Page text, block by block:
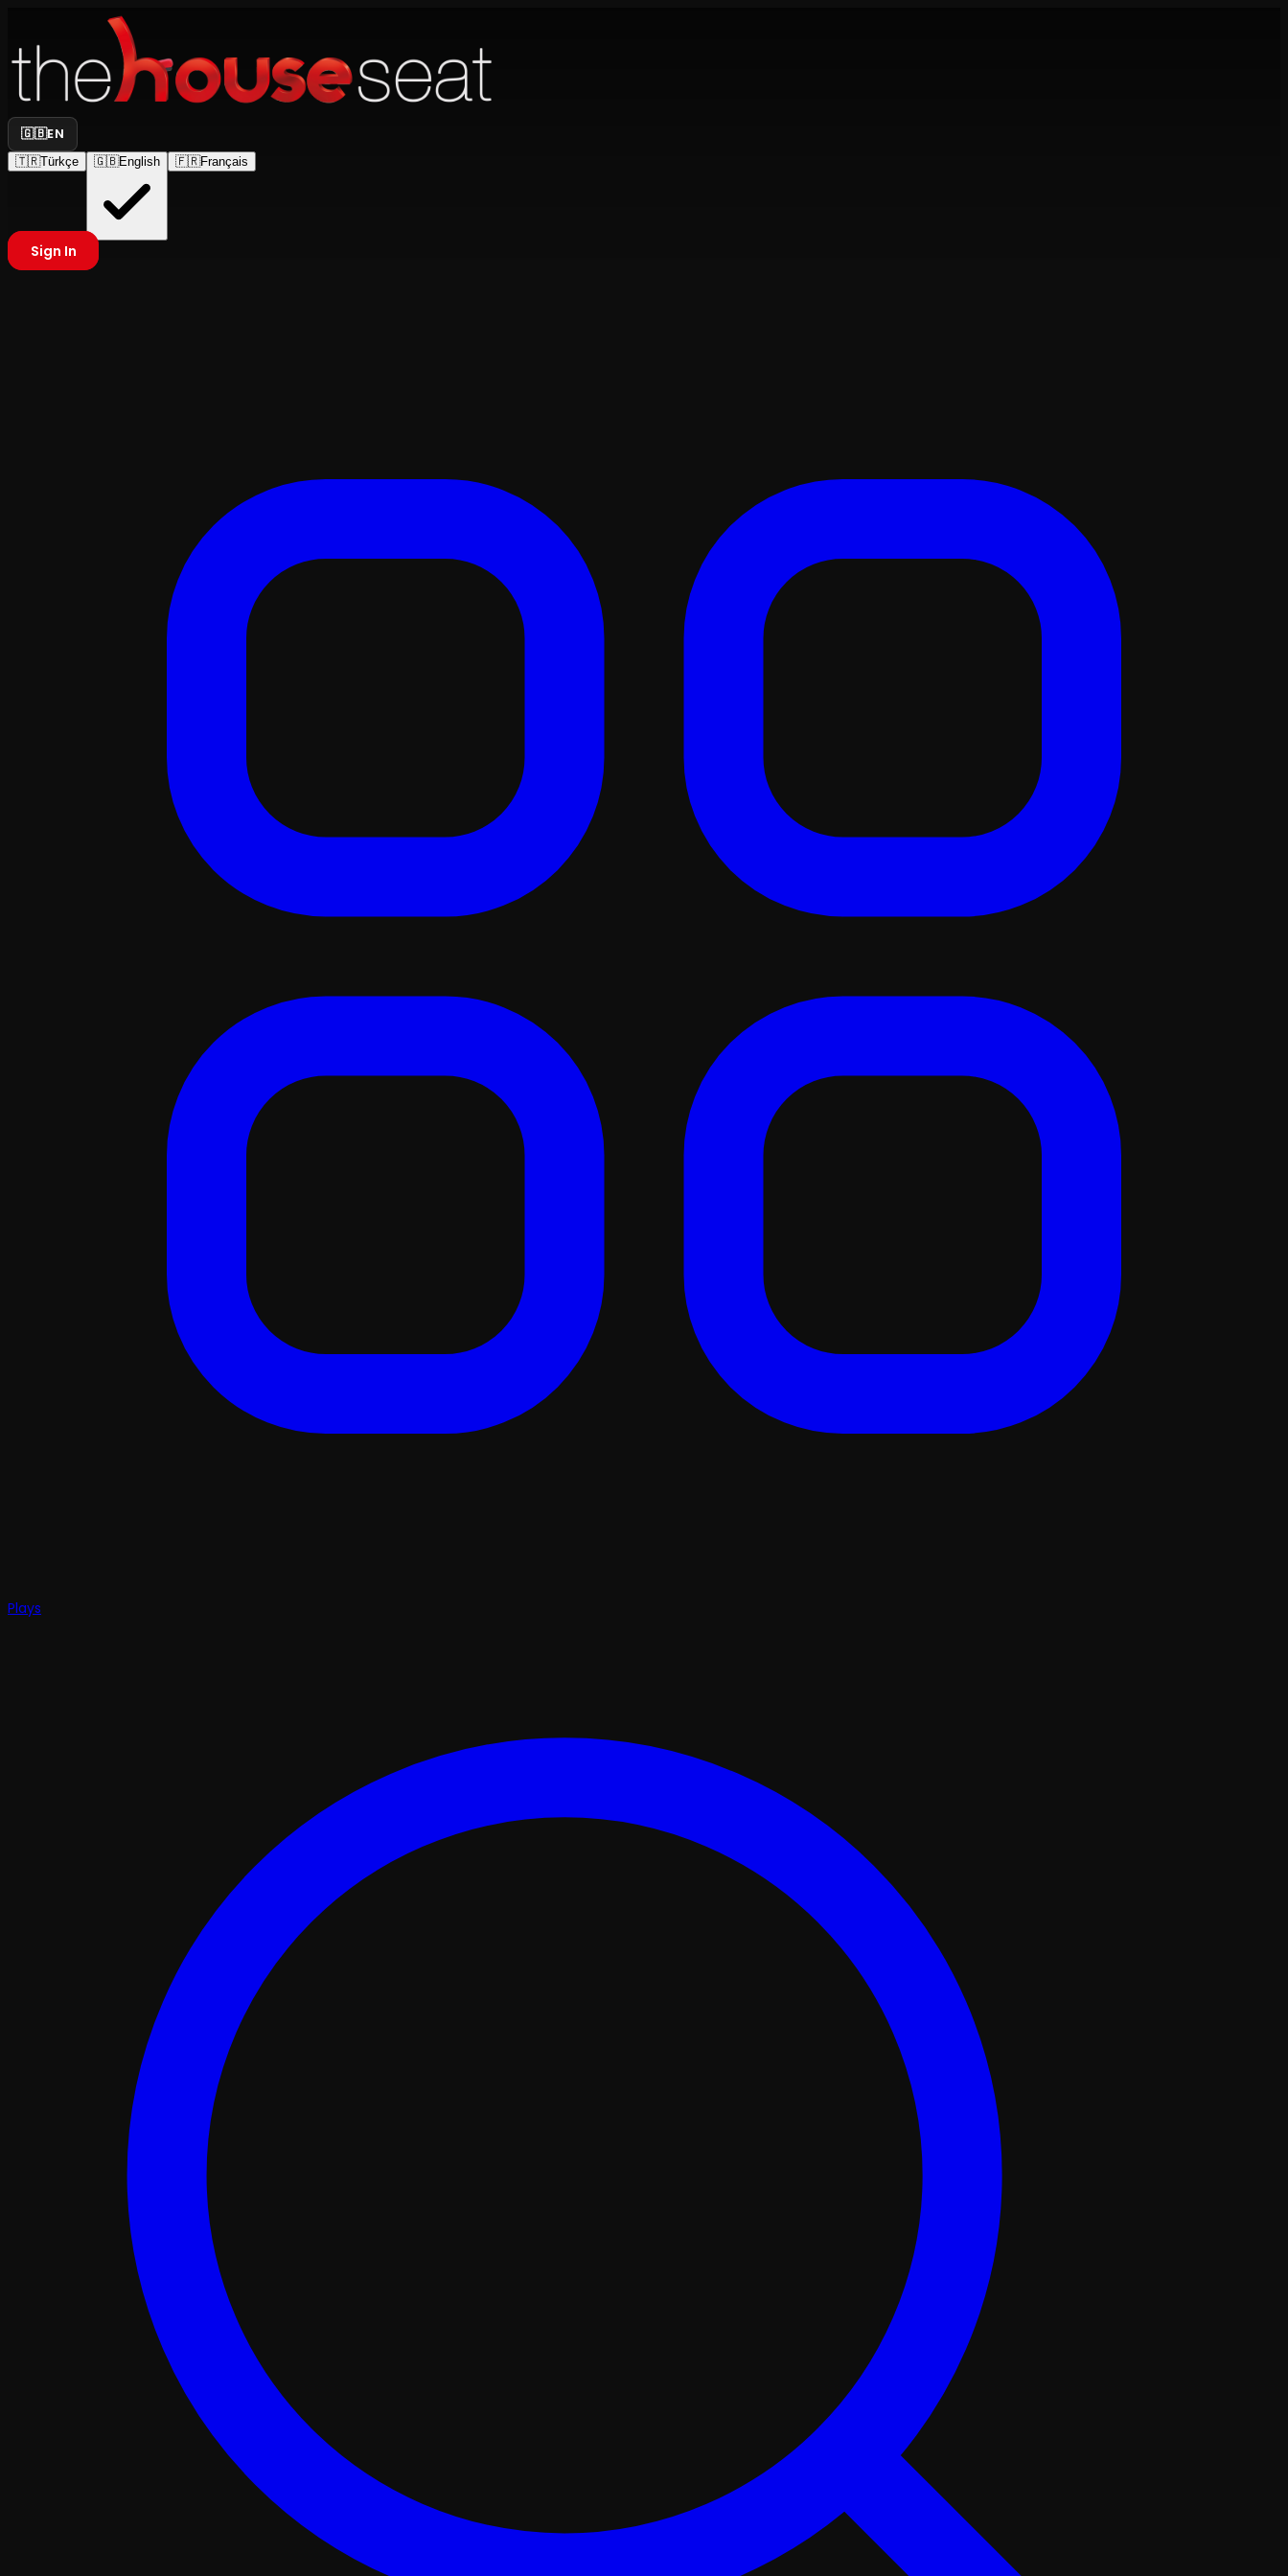
🇬🇧EN
🇹🇷Türkçe 🇬🇧English 🇫🇷Français
Sign In
Plays